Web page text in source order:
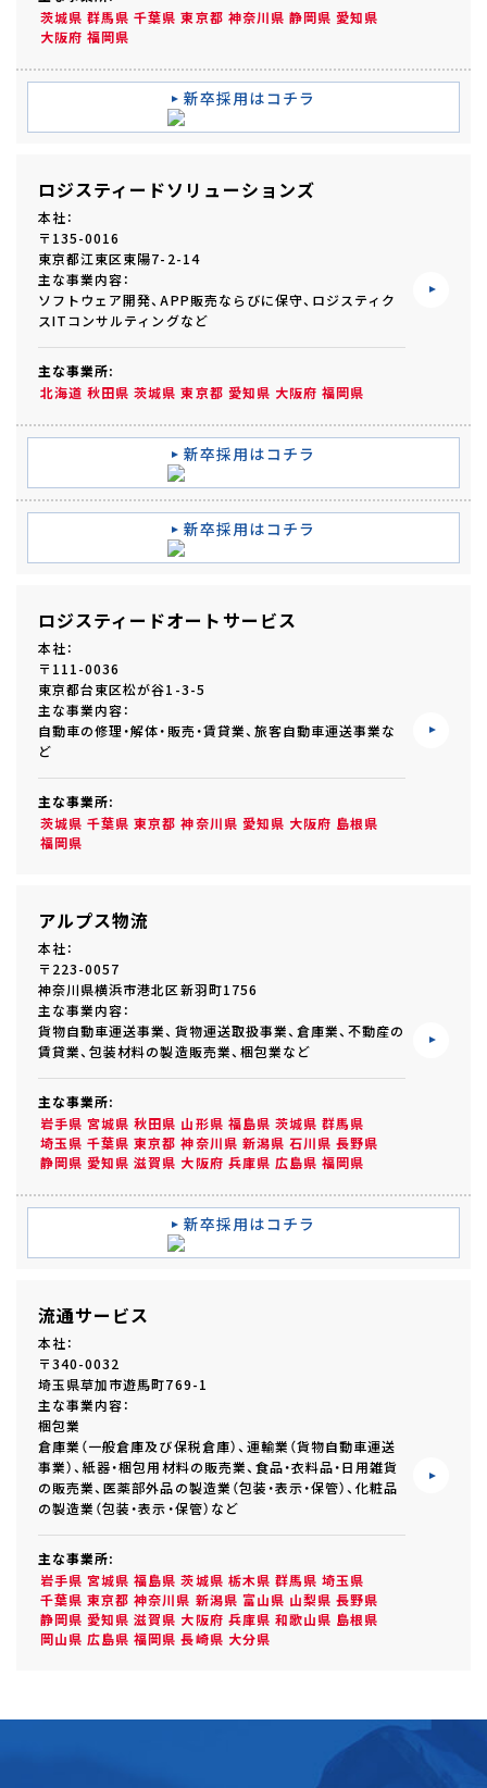
茨城県 群馬県 千葉県 東京都 神奈川県 静岡県 愛知県
大阪府 福岡県
新卒採用はコチラ
ロジスティードソリューションズ
本社：
〒135-0016
東京都江東区東陽7-2-14
主な事業内容：
ソフトウェア開発、APP販売ならびに保守、ロジスティク
スITコンサルティングなど
主な事業所:
北海道 秋田県 茨城県 東京都 愛知県 大阪府 福岡県
新卒採用はコチラ
新卒採用はコチラ
ロジスティードオートサービス
本社：
〒111-0036
東京都台東区松が谷1-3-5
主な事業内容：
自動車の修理・解体・販売・賃貸業、旅客自動車運送事業な
ど
主な事業所:
茨城県 千葉県 東京都 神奈川県 愛知県 大阪府 島根県
福岡県
アルプス物流
本社：
〒223-0057
神奈川県横浜市港北区新羽町1756
主な事業内容：
貨物自動車運送事業、貨物運送取扱事業、倉庫業、不動産の
賃貸業、包装材料の製造販売業、梱包業など
主な事業所:
岩手県 宮城県 秋田県 山形県 福島県 茨城県 群馬県
埼玉県 千葉県 東京都 神奈川県 新潟県 石川県 長野県
静岡県 愛知県 滋賀県 大阪府 兵庫県 広島県 福岡県
新卒採用はコチラ
流通サービス
本社：
〒340-0032
埼玉県草加市遊馬町769-1
主な事業内容：
梱包業
倉庫業（一般倉庫及び保税倉庫）、運輸業（貨物自動車運送
事業）、紙器・梱包用材料の販売業、食品・衣料品・日用雑貨
の販売業、医薬部外品の製造業（包装・表示・保管）、化粧品
の製造業（包装・表示・保管）など
主な事業所:
岩手県 宮城県 福島県 茨城県 栃木県 群馬県 埼玉県
千葉県 東京都 神奈川県 新潟県 富山県 山梨県 長野県
静岡県 愛知県 滋賀県 大阪府 兵庫県 和歌山県 島根県
岡山県 広島県 福岡県 長崎県 大分県